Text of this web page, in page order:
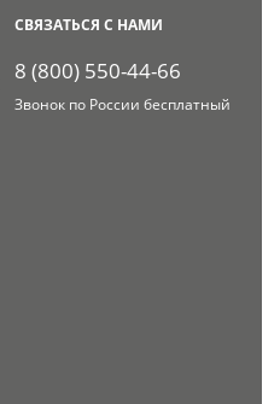
СВЯЗАТЬСЯ С НАМИ
8 (800) 550-44-66
Звонок по России бесплатный